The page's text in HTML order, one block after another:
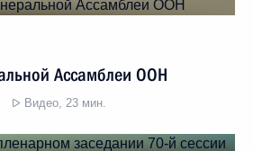
Ассамблеи ООН
Видео, 23 мин.